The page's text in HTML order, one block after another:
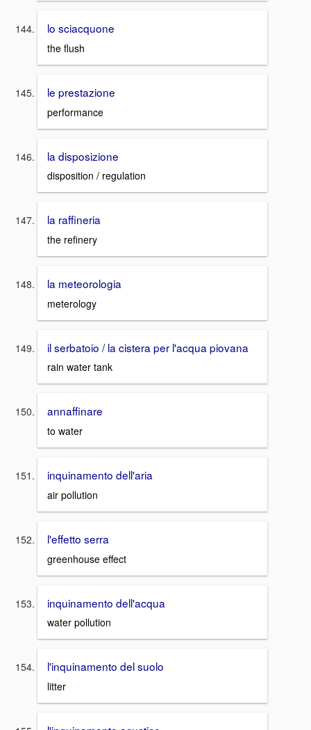
lo sciacquone
the flush
le prestazione
performance
la disposizione
disposition / regulation
la raffineria
the refinery
la meteorologia
meterology
il serbatoio / la cistera per l'acqua piovana
rain water tank
annaffinare
to water
inquinamento dell'aria
air pollution
l'effetto serra
greenhouse effect
inquinamento dell'acqua
water pollution
l'inquinamento del suolo
litter